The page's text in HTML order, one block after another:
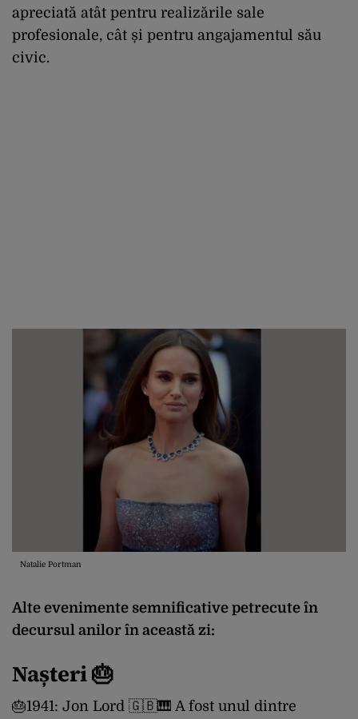
apreciată atât pentru realizările sale
profesionale, cât și pentru angajamentul său
civic.
Natalie Portman
Alte evenimente semnificative petrecute în
decursul anilor în această zi:
Nașteri 🎂
🎂1941: Jon Lord 🇬🇧🎹 A fost unul dintre